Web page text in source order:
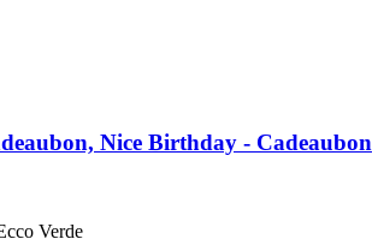
Nice Birthday -​ Cadeaubon
Verde